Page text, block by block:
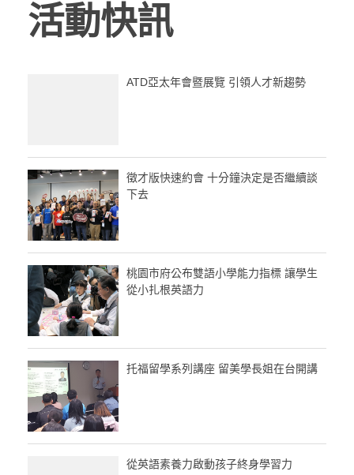
活動快訊
ATD亞太年會暨展覽 引領人才新趨勢
徵才版快速約會 十分鐘決定是否繼續談
下去
桃園市府公布雙語小學能力指標 讓學生
從小扎根英語力
托福留學系列講座 留美學長姐在台開講
從英語素養力啟動孩子終身學習力